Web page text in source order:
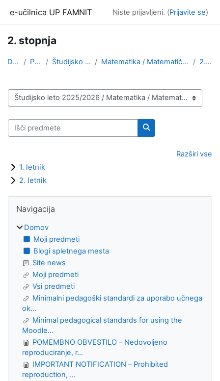
e-učilnica UP FAMNIT Niste prijavljeni. (Prijavite se)
2. stopnja
Domov Predmeti Študijsko leto 2025/2026 Matematika / Matematične znanosti, angleška izvedb... 2. stopnja
Kategorije predmetov
Išči predmete
Išči predmete
Razširi vse
1. letnik
2. letnik
Bloki
Navigacija
Domov
Moji predmeti
Blogi spletnega mesta
Site news
Moji predmeti
Vsi predmeti
Minimalni pedagoški standardi za uporabo učnega
ok...
Minimal pedagogical standards for using the
Moodle...
POMEMBNO OBVESTILO – Nedovoljeno
reproduciranje, r...
IMPORTANT NOTIFICATION – Prohibited
reproduction, ...